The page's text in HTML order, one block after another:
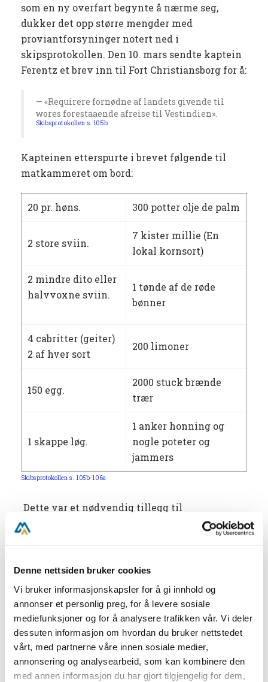
Denne nettsiden bruker cookies
Vi bruker informasjonskapsler for å gi innhold og
annonser et personlig preg, for å levere sosiale
mediefunksjoner og for å analysere trafikken vår. Vi deler
dessuten informasjon om hvordan du bruker nettstedet
vårt, med partnerne våre innen sosiale medier,
annonsering og analysearbeid, som kan kombinere den
med annen informasjon du har gjort tilgjengelig for dem,
som en ny overfart begynte å nærme seg,
dukker det opp større mengder med
proviantforsyninger notert ned i
skipsprotokollen. Den 10. mars sendte kaptein
Ferentz et brev inn til Fort Christiansborg for å:
«Requirere fornødne af landets givende til
wores forestaaende afreise til Vestindien».
Skibsprotokollen s. 105b
Kapteinen etterspurte i brevet følgende til
matkammeret om bord:
20 pr. høns. 300 potter olje de palm
2 store sviin.
7 kister millie (En
lokal kornsort)
2 mindre dito eller
halvvoxne sviin.
1 tønde af de røde
bønner
4 cabritter (geiter)
2 af hver sort
200 limoner
150 egg.
2000 stuck brænde
trær
1 skappe løg.
1 anker honning og
nogle poteter og
jammers
Skibsprotokollen s. 105b-106a
Dette var et nødvendig tillegg til
beholdningen de allerede hadde anskaffet seg
ved avreisen fra København. Gjennom
ekvipagekontor ser vi at matkammeret var
fylt med eksempelvis:
3400 kg
hvite
risengryn
200 tønner
byggryn
9530 liter
Stabs – og
kahyttsøl
1000 kg røde 60 stk.